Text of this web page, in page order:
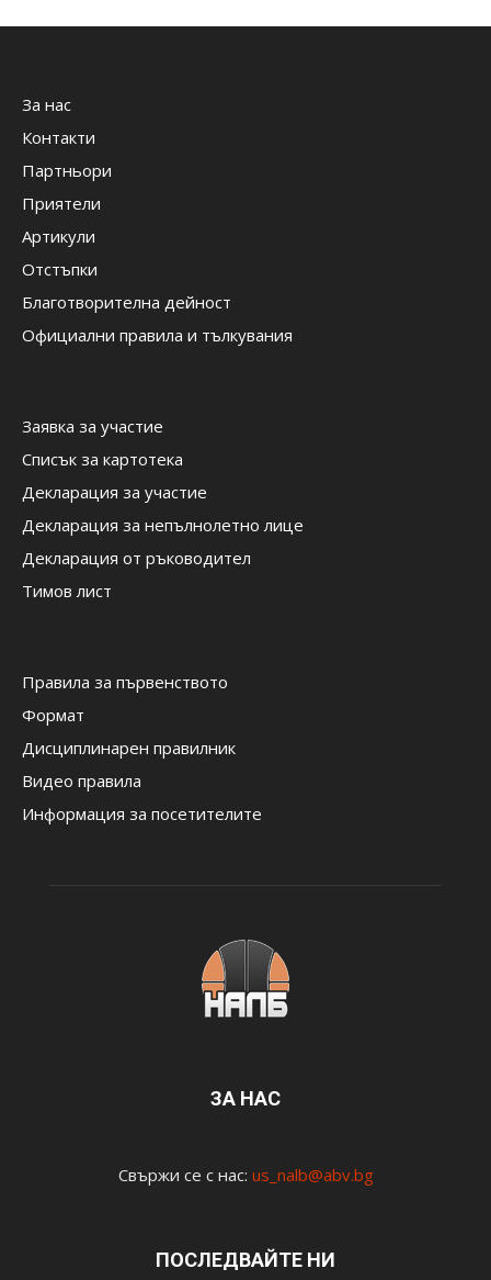
За нас
Контакти
Партньори
Приятели
Артикули
Отстъпки
Благотворителна дейност
Официални правила и тълкувания
Заявка за участие
Списък за картотека
Декларация за участие
Декларация за непълнолетно лице
Декларация от ръководител
Тимов лист
Правила за първенството
Формат
Дисциплинарен правилник
Видео правила
Информация за посетителите
ЗА НАС
Свържи се с нас: us_nalb@abv.bg
ПОСЛЕДВАЙТЕ НИ